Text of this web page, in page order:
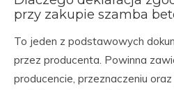
przy zakupie szamba
To jeden z podstawowych
przez producenta. Powinna
producencie, przeznaczeniu